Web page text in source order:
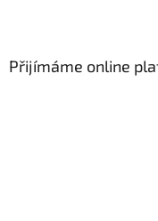
Přijímáme online